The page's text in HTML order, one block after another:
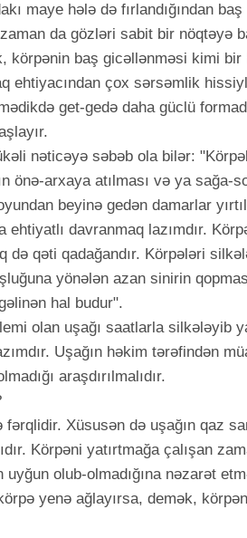
maye hələ də fırlandığından
da gözləri sabit bir nöqtəyə
körpənin baş gicəllənməsi kimi
ehtiyacından çox sərsəmlik
get-gedə daha güclü
nəticəyə səbəb ola bilər:
önə-arxaya atılması və ya sağa-
beyinə gedən damarlar
davranmaq lazımdır.
də qəti qadağandır. Körpələri
yönələn azan sinirin
hal budur".
olan uşağı saatlarla silkələyib
Uşağın həkim tərəfindən
araşdırılmalıdır.
Xüsusən də uşağın qaz
Körpəni yatırtmağa çalışan
olub-olmadığına nəzarət
yenə ağlayırsa, demək,